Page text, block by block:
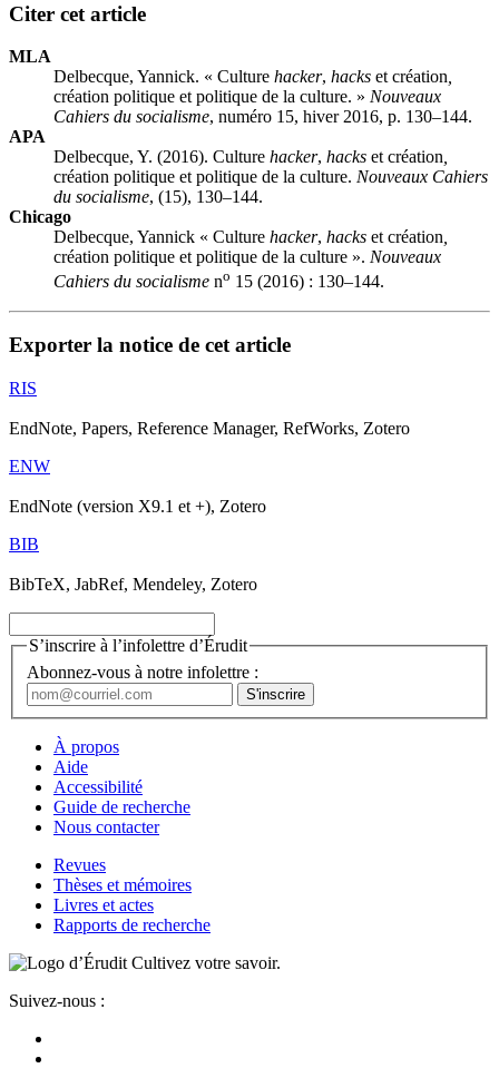
Citer cet article
MLA
Delbecque, Yannick. « Culture hacker, hacks et création
création politique et politique de la culture. » Nouveaux
Cahiers du socialisme, numéro 15, hiver 2016, p. 130–144.
APA
Delbecque, Y. (2016). Culture hacker, hacks et création
création politique et politique de la culture. Nouveaux Cahiers
du socialisme, (15), 130–144.
Chicago
Delbecque, Yannick « Culture hacker, hacks et création
création politique et politique de la culture ». Nouveaux
Cahiers du socialisme no 15 (2016) : 130–144.
Exporter la notice de cet article
RIS
EndNote, Papers, Reference Manager, RefWorks, Zotero
ENW
EndNote (version X9.1 et +), Zotero
BIB
BibTeX, JabRef, Mendeley, Zotero
S’inscrire à l’infolettre d’Érudit
Abonnez-vous à notre infolettre :
À propos
Aide
Accessibilité
Guide de recherche
Nous contacter
Revues
Thèses et mémoires
Livres et actes
Rapports de recherche
Cultivez votre savoir.
Suivez-nous :